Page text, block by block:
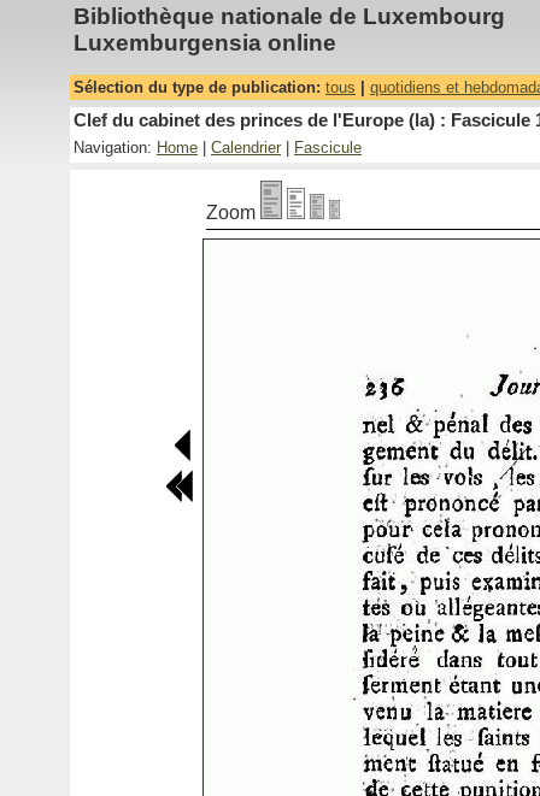
Bibliothèque nationale de Luxembourg
Luxemburgensia online
Sélection du type de publication: tous quotidiens et
Clef du cabinet des princes de l'Europe (la) : Fascicule
Navigation: Home Calendrier Fascicule
Zoom